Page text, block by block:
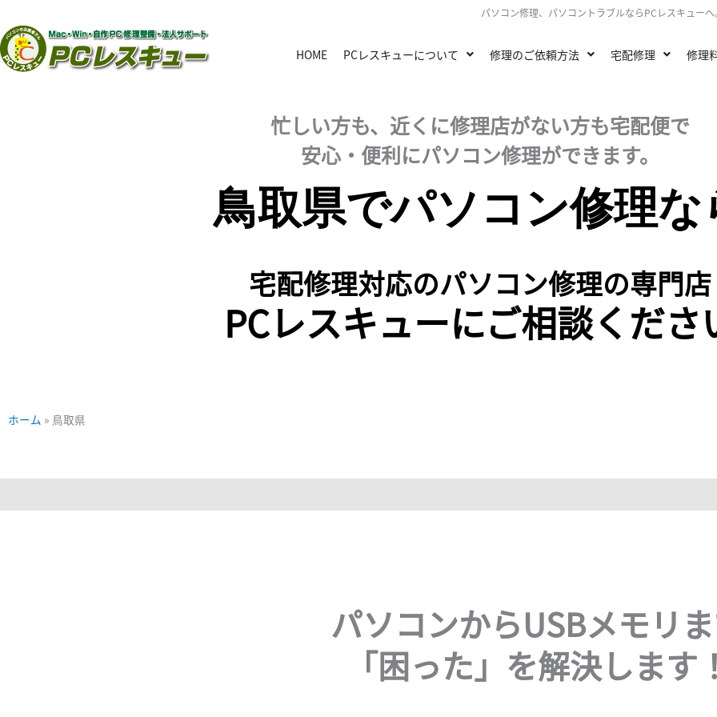
容
を
パソコン修理、パソコントラブルならPCレスキュー
HOME PCレスキューについて 修理のご依頼方法 宅配修理 修理
忙しい方も、近くに修理店がない方も宅配便で
安心・便利にパソコン修理ができます。
鳥取県でパソコン修理な
宅配修理対応のパソコン修理の専門店
PCレスキューにご相談くださ
ホーム » 鳥取県
パソコンからUSBメモリ
「困った」を解決します